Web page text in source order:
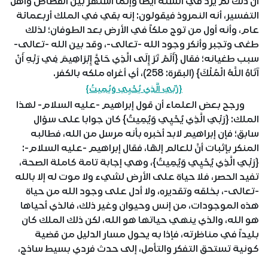
التفسير، أنه النمروذ فيقولون: إنه بقي في الملك أربعمائة
عام، وأنه أول من توج ملكاً في الأرض بعد الطوفان؛ لذلك
طغى وتجبر وأنكر وجود الله -تعالى-، وقد بين الله -تعالى-
سبب طغيانه؛ فقال {أَلَمْ تَرَ إِلَى الَّذِي حَاجَّ إِبْرَاهِيمَ فِي رَبِّهِ أَنْ
آتَاهُ اللَّهُ الْمُلْكَ} (البقرة: 258)، أي أغراه ملكه بالكفر.
{رَبِّيَ الَّذِي يُحْيِي وَيُمِيتُ}
ورجح بعض العلماء أن قول إبراهيم -عليه السلام- لهذا
الملك: {رَبِّيَ الَّذِي يُحْيِي وَيُمِيتُ} كان جوابا على سؤال
سابق؛ فإن إبراهيم لابد أخبره بأنه مرسل من الله، فطالبه
المنكر بإثبات أنَّ للعالم إلهًا، فقال إبراهيم -عليه السلام-:
{رَبِّيَ الَّذِي يُحْيِي وَيُمِيتُ}، وهي إجابة تامة كاملة الصحة،
تفيد الحصر، فلا حياة على الأرض لشيء ولا موت له إلا بالله
-تعالى-، بخلقه وتقديره، ولا أدل على وجود الله من حياة
هذه الموجودات، من إنس وحيوان وغير ذلك، فالذي أحياها
هو الله، والذي ينهي حياتها هو الله، لكن ذلك الملك كان
بليداً في مناظرته، فإذا به يحول مسار الدليل من قضية
كونية تستحق التفكر والتأمل، إلى حدث فردي بسيط ساذج،